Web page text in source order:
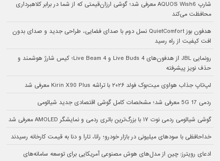
شارپ AQUOS Wish6 معرفی شد؛ گوشی ارزان‌قیمتی که از شما در برابر کلاهبرداری
محافظت می‌کند
هدفون بوز QuietComfort نسل دوم با صدای فضایی، طراحی جدید و صدای بدون
افت کیفیت از راه رسید
رونمایی JBL از هدفون‌های Live Buds 4 و Live Beam 4؛ کیس شارژ هوشمند و
حذف نویز پیشرفته
لپ‌تاپ جذاب هواوی میت‌بوک فولد ۲۰۲۶ با تراشه Kirin X90 Plus معرفی شد
ردمی 17 5G معرفی شد؛ مشخصات کامل گوشی اقتصادی جدید شیائومی
گوشی شیائومی ردمی نوت ۱۷ با بزرگ‌ترین باتری ردمی و نمایشگر AMOLED معرفی شد
خداحافظی با سودهای میلیونی در بازار خودرو؛ رانا، تارا و دنا به قیمت کارخانه رسیدند
ادعای رویترز: چین از مدل‌های هوش مصنوعی آمریکایی برای توسعه سامانه‌های